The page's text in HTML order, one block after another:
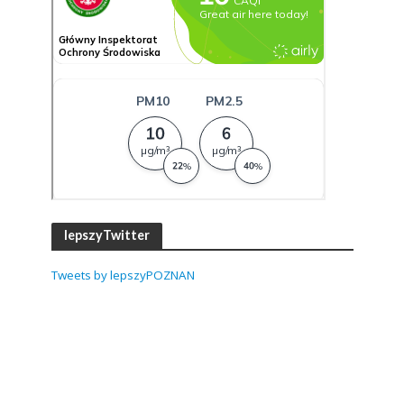
lepszyTwitter
Tweets by lepszyPOZNAN